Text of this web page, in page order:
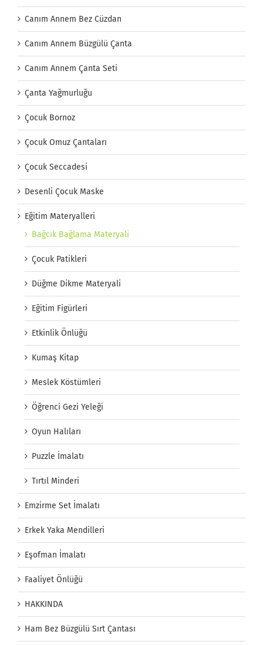
Canım Annem Bez Cüzdan
Canım Annem Büzgülü Çanta
Canım Annem Çanta Seti
Çanta Yağmurluğu
Çocuk Bornoz
Çocuk Omuz Çantaları
Çocuk Seccadesi
Desenli Çocuk Maske
Eğitim Materyalleri
Bağcık Bağlama Materyali
Çocuk Patikleri
Düğme Dikme Materyali
Eğitim Figürleri
Etkinlik Önlüğü
Kumaş Kitap
Meslek Köstümleri
Öğrenci Gezi Yeleği
Oyun Halıları
Puzzle İmalatı
Tırtıl Minderi
Emzirme Set İmalatı
Erkek Yaka Mendilleri
Eşofman İmalatı
Faaliyet Önlüğü
HAKKINDA
Ham Bez Büzgülü Sırt Çantası